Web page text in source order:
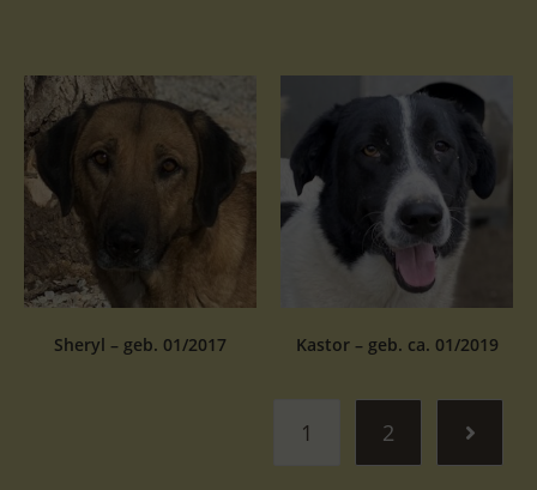
Sheryl – geb. 01/2017 Kastor – geb. ca. 01/2019
1 2